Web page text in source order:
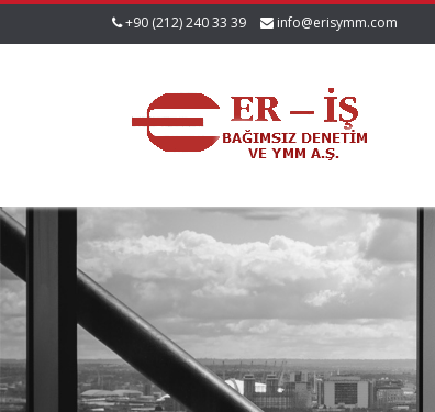
+90 (212) 240 33 39 info@erisymm.com